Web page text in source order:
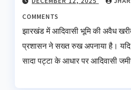
COMMENTS
झारखंड में आदिवासी भूमि की अवैध
प्रशासन ने सख्त रुख अपनाया है।
सादा पट्टा के आधार पर आदिवासी